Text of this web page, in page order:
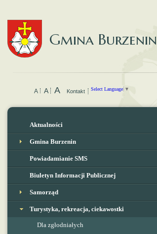
Gmina Burzenin
A A A Kontakt Select Language ▼
Aktualności
Gmina Burzenin
Powiadamianie SMS
Biuletyn Informacji Publicznej
Samorząd
Turystyka, rekreacja, ciekawostki
Dla zgłodniałych